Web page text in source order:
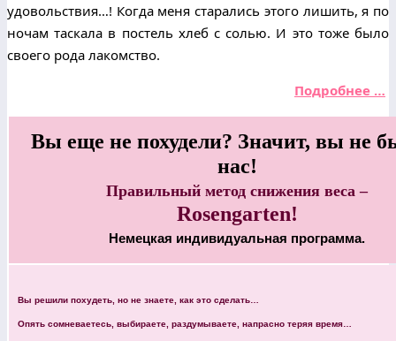
удовольствия…! Когда меня старались этого лишить, я по
ночам таскала в постель хлеб с солью. И это тоже было
своего рода лакомство.
Подробнее …
Вы еще не похудели? Значит, вы не
нас!
Правильный метод снижения веса –
Rosengarten!
Немецкая индивидуальная программа.
Вы решили похудеть, но не знаете, как это сделать…
Опять сомневаетесь, выбираете, раздумываете, напрасно теряя время…